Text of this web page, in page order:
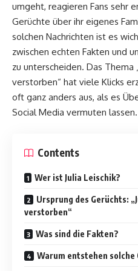
umgeht, reagieren Fans sehr
Gerüchte über ihr eigenes
solchen Nachrichten ist es
zwischen echten Fakten und
zu unterscheiden. Das Thema
verstorben“ hat viele Klicks
oft ganz anders aus, als es
Social Media vermuten lassen.
Contents
Wer ist Julia Leischik?
Ursprung des Gerüchts:
verstorben“
Was sind die Fakten?
Warum entstehen solche